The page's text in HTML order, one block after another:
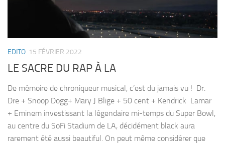
EDITO 15 FÉVRIER 2022
LE SACRE DU RAP À LA
De mémoire de chroniqueur musical, c’est du jamais vu ! Dr.
Dre + Snoop Dogg+ Mary J Blige + 50 cent + Kendrick Lamar
+ Eminem investissant la légendaire mi-temps du Super Bowl,
au centre du SoFi Stadium de LA, décidément black aura
rarement été aussi beautiful. On peut même considérer que